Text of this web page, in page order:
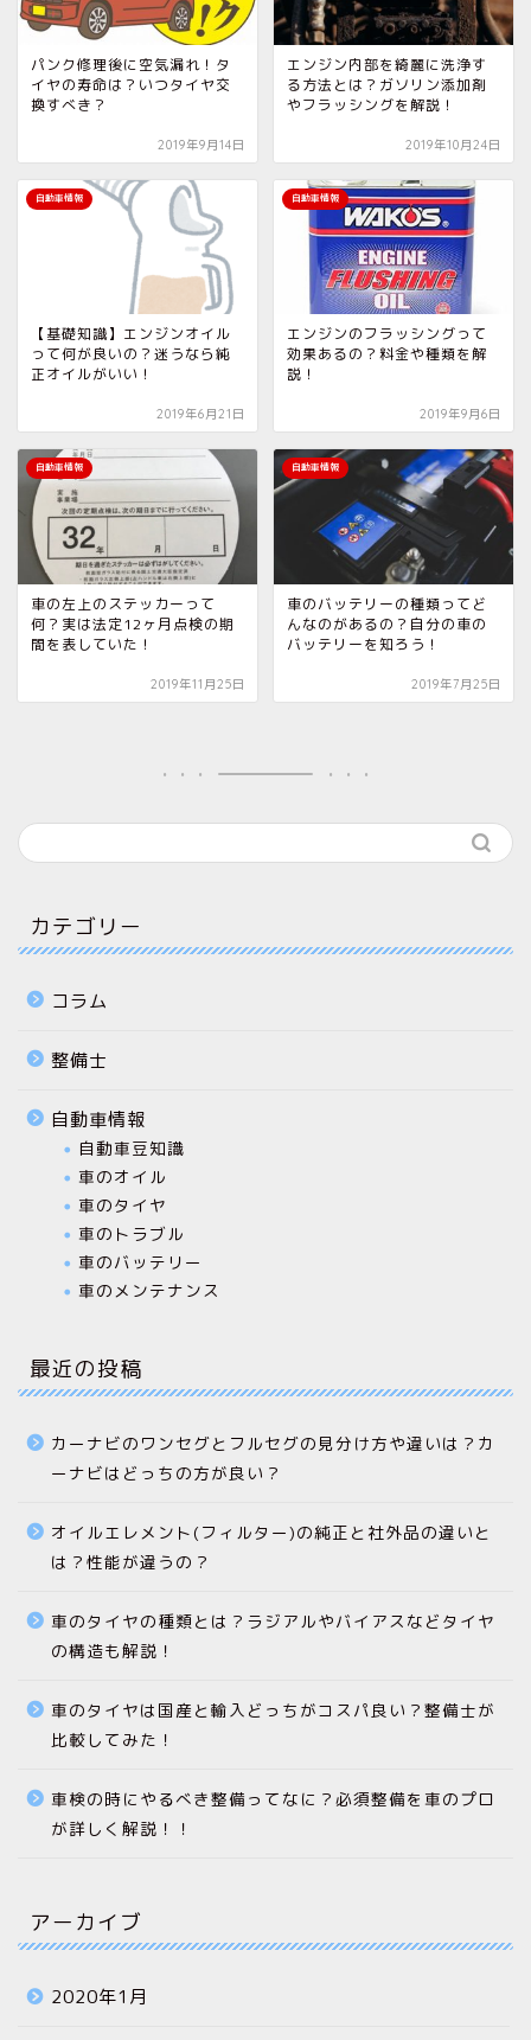
パンク修理後に空気漏れ！タ
イヤの寿命は？いつタイヤ交
換すべき？
2019年9月14日
エンジン内部を綺麗に洗浄す
る方法とは？ガソリン添加剤
やフラッシングを解説！
2019年10月24日
自動車情報
【基礎知識】エンジンオイル
って何が良いの？迷うなら純
正オイルがいい！
2019年6月21日
自動車情報
エンジンのフラッシングって
効果あるの？料金や種類を解
説！
2019年9月6日
自動車情報
車の左上のステッカーって
何？実は法定12ヶ月点検の期
間を表していた！
2019年11月25日
自動車情報
車のバッテリーの種類ってど
んなのがあるの？自分の車の
バッテリーを知ろう！
2019年7月25日
カテゴリー
コラム
整備士
自動車情報
自動車豆知識
車のオイル
車のタイヤ
車のトラブル
車のバッテリー
車のメンテナンス
最近の投稿
カーナビのワンセグとフルセグの見分け方や違いは？カ
ーナビはどっちの方が良い？
オイルエレメント(フィルター)の純正と社外品の違いと
は？性能が違うの？
車のタイヤの種類とは？ラジアルやバイアスなどタイヤ
の構造も解説！
車のタイヤは国産と輸入どっちがコスパ良い？整備士が
比較してみた！
車検の時にやるべき整備ってなに？必須整備を車のプロ
が詳しく解説！！
アーカイブ
2020年1月